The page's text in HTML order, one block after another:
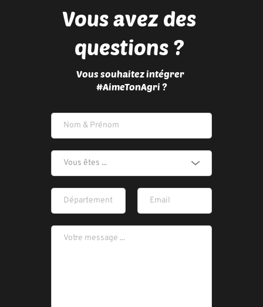
Vous avez des
questions ?
#AimeTonAgri ?
Vous êtes ...